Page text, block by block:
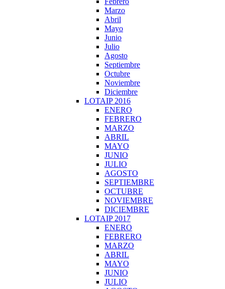
Marzo
Abril
Mayo
Junio
Julio
Agosto
Septiembre
Octubre
Noviembre
Diciembre
LOTAIP 2016
ENERO
FEBRERO
MARZO
ABRIL
MAYO
JUNIO
JULIO
AGOSTO
SEPTIEMBRE
OCTUBRE
NOVIEMBRE
DICIEMBRE
LOTAIP 2017
ENERO
FEBRERO
MARZO
ABRIL
MAYO
JUNIO
JULIO